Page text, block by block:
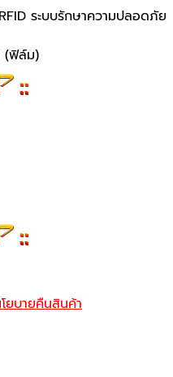
ระบบรักษาความปลอดภัย
(ฟิล์ม)
ยบายคืนสินค้า